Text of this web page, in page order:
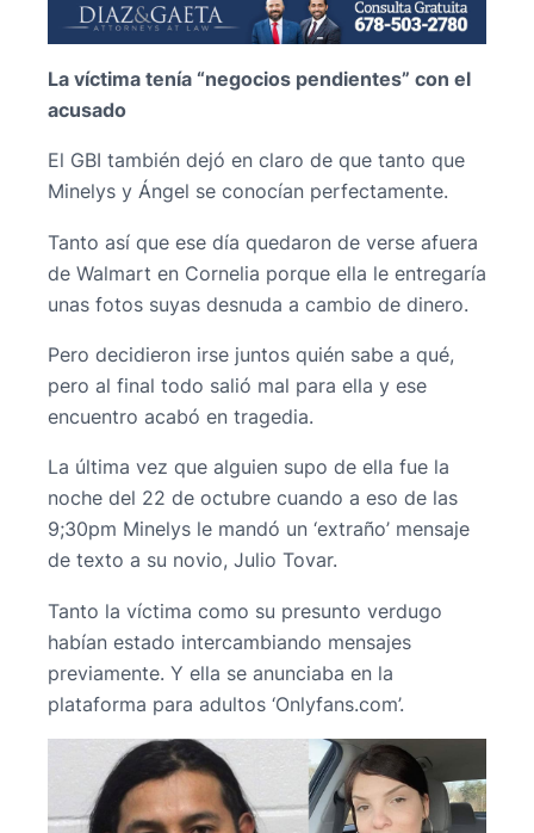
La víctima tenía “negocios pendientes” con el
acusado
El GBI también dejó en claro de que tanto que
Minelys y Ángel se conocían perfectamente.
Tanto así que ese día quedaron de verse afuera
de Walmart en Cornelia porque ella le entregaría
unas fotos suyas desnuda a cambio de dinero.
Pero decidieron irse juntos quién sabe a qué,
pero al final todo salió mal para ella y ese
encuentro acabó en tragedia.
La última vez que alguien supo de ella fue la
noche del 22 de octubre cuando a eso de las
9;30pm Minelys le mandó un ‘extraño’ mensaje
de texto a su novio, Julio Tovar.
Tanto la víctima como su presunto verdugo
habían estado intercambiando mensajes
previamente. Y ella se anunciaba en la
plataforma para adultos ‘Onlyfans.com’.